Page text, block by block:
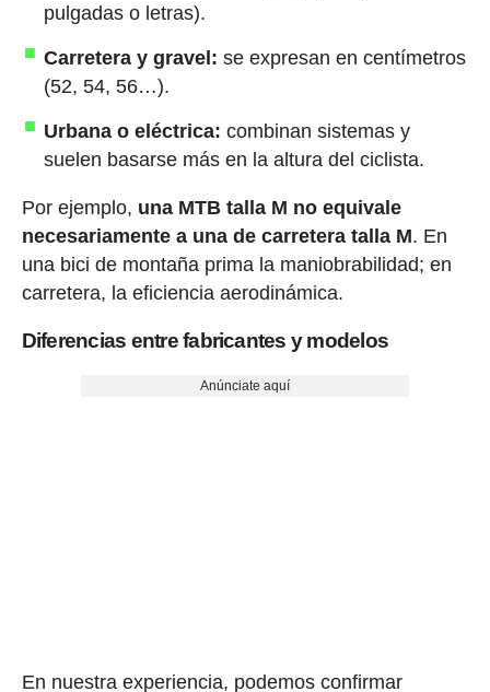
pulgadas o letras).
Carretera y gravel: se expresan en centímetros
(52, 54, 56…).
Urbana o eléctrica: combinan sistemas y
suelen basarse más en la altura del ciclista.
Por ejemplo, una MTB talla M no equivale
necesariamente a una de carretera talla M. En
una bici de montaña prima la maniobrabilidad; en
carretera, la eficiencia aerodinámica.
Diferencias entre fabricantes y modelos
Anúnciate aquí
En nuestra experiencia, podemos confirmar